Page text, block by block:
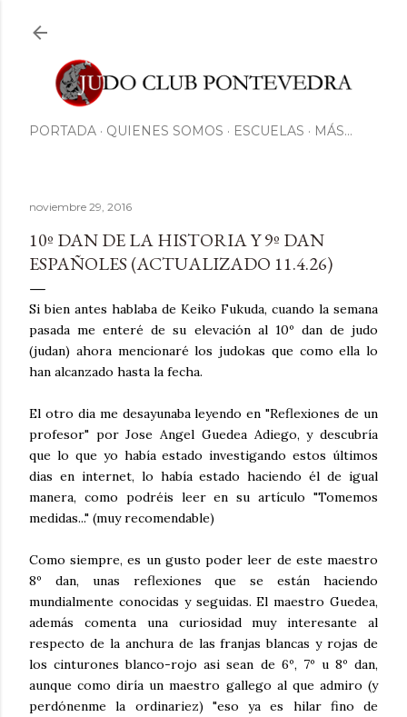
PORTADA QUIENES SOMOS ESCUELAS MÁS…
noviembre 29, 2016
10º DAN DE LA HISTORIA Y 9º DAN
ESPAÑOLES (ACTUALIZADO 11.4.26)
Si bien antes hablaba de Keiko Fukuda, cuando la semana
pasada me enteré de su elevación al 10º dan de judo
(judan) ahora mencionaré los judokas que como ella lo
han alcanzado hasta la fecha.
El otro dia me desayunaba leyendo en "Reflexiones de un
profesor" por Jose Angel Guedea Adiego, y descubría
que lo que yo había estado investigando estos últimos
dias en internet, lo había estado haciendo él de igual
manera, como podréis leer en su artículo "Tomemos
medidas..." (muy recomendable)
Como siempre, es un gusto poder leer de este maestro
8º dan, unas reflexiones que se están haciendo
mundialmente conocidas y seguidas. El maestro Guedea,
además comenta una curiosidad muy interesante al
respecto de la anchura de las franjas blancas y rojas de
los cinturones blanco-rojo asi sean de 6º, 7º u 8º dan,
aunque como diría un maestro gallego al que admiro (y
perdónenme la ordinariez) "eso ya es hilar fino de